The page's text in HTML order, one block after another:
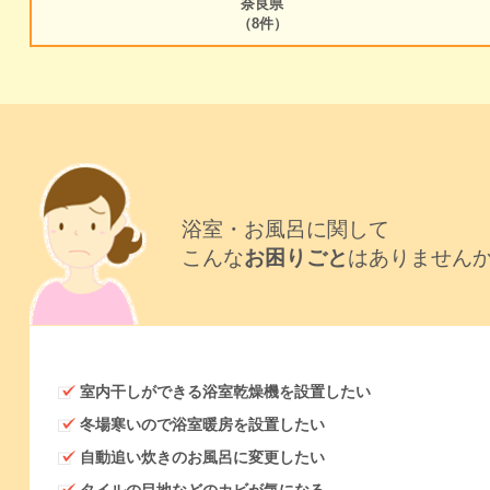
奈良県
（8件）
浴室・お風呂に関して
こんなお困りごとはありません
室内干しができる浴室乾燥機を設置したい
冬場寒いので浴室暖房を設置したい
自動追い炊きのお風呂に変更したい